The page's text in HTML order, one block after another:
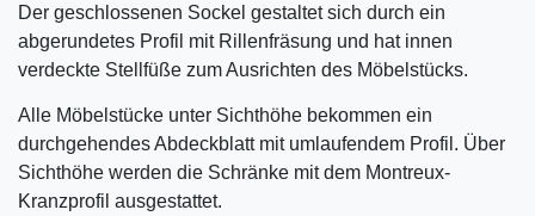
Der geschlossenen Sockel gestaltet sich durch ein
abgerundetes Profil mit Rillenfräsung und hat innen
verdeckte Stellfüße zum Ausrichten des Möbelstücks.
Alle Möbelstücke unter Sichthöhe bekommen ein
durchgehendes Abdeckblatt mit umlaufendem Profil. Über
Sichthöhe werden die Schränke mit dem Montreux-
Kranzprofil ausgestattet.